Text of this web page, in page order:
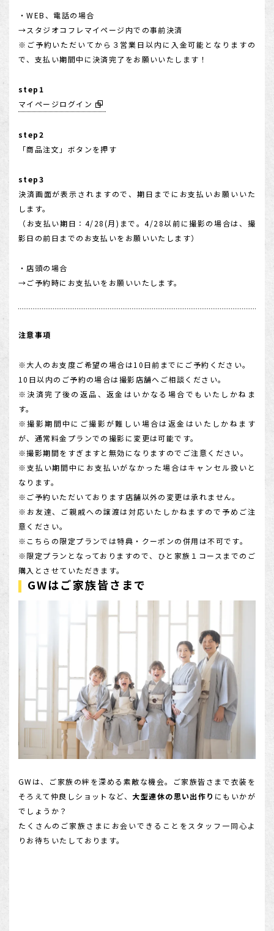
・WEB、電話の場合
→スタジオコフレマイページ内での事前決済
※ご予約いただいてから３営業日以内に入金可能となりますの
で、支払い期間中に決済完了をお願いいたします！
step1
マイページログイン
step2
「商品注文」ボタンを押す
step3
決済画面が表示されますので、期日までにお支払いお願いいた
します。
（お支払い期日：4/28(月)まで。4/28以前に撮影の場合は、撮
影日の前日までのお支払いをお願いいたします）
・店頭の場合
→ご予約時にお支払いをお願いいたします。
注意事項
※大人のお支度ご希望の場合は10日前までにご予約ください。
10日以内のご予約の場合は撮影店舗へご相談ください。
※決済完了後の返品、返金はいかなる場合でもいたしかねま
す。
※撮影期間中にご撮影が難しい場合は返金はいたしかねます
が、通常料金プランでの撮影に変更は可能です。
※撮影期間をすぎますと無効になりますのでご注意ください。
※支払い期間中にお支払いがなかった場合はキャンセル扱いと
なります。
※ご予約いただいております店舗以外の変更は承れません。
※お友達、ご親戚への譲渡は対応いたしかねますので予めご注
意ください。
※こちらの限定プランでは特典・クーポンの併用は不可です。
※限定プランとなっておりますので、ひと家族１コースまでのご
購入とさせていただきます。
GWはご家族皆さまで
GWは、ご家族の絆を深める素敵な機会。ご家族皆さまで衣装を
そろえて仲良しショットなど、 大型連休の思い出作り にもいかが
でしょうか？
たくさんのご家族さまにお会いできることをスタッフ一同心よ
りお待ちいたしております。